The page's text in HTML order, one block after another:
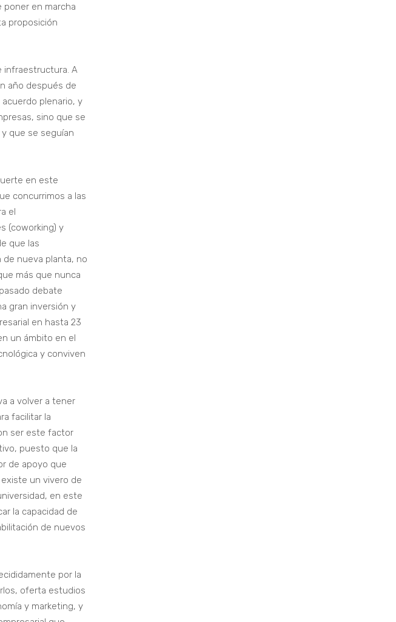
poner en marcha
proposición
infraestructura. A
año después de
plenario, y
sino que se
que se seguían
en este
concurrimos a las
el
(coworking) y
que las
nueva planta, no
más que nunca
debate
gran inversión y
en hasta 23
un ámbito en el
y conviven
a volver a tener
facilitar la
ser este factor
puesto que la
de apoyo que
un vivero de
en este
la capacidad de
de nuevos
por la
oferta estudios
y marketing, y